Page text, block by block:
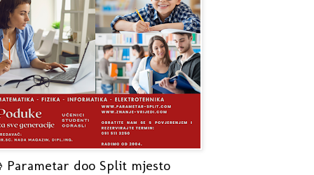
Parametar doo Split mjesto